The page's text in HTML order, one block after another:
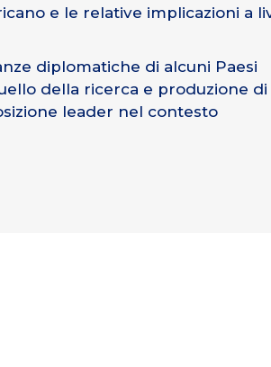
e le relative implicazioni a
diplomatiche di alcuni Paesi
della ricerca e produzione di
leader nel contesto